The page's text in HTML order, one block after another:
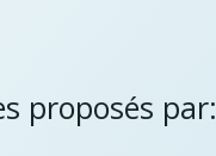
proposés par: